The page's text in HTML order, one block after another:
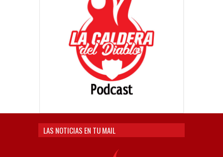
LAS NOTICIAS EN TU MAIL